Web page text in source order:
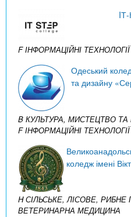
F ІНФОРМАЦІЙНІ ТЕХНОЛОГІЇ
Одеський
та дизайну
B КУЛЬТУРА, МИСТЕЦТВО ТА
F ІНФОРМАЦІЙНІ ТЕХНОЛОГІЇ
коледж імені
H СІЛЬСЬКЕ, ЛІСОВЕ,
ВЕТЕРИНАРНА МЕДИЦИНА